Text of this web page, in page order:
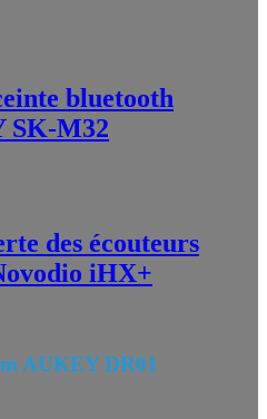
bluetooth
SK-M32
des écouteurs
iHX+
AUKEY DR01